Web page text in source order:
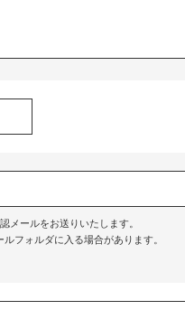
メールをお送りいたします。
フォルダに入る場合があります。